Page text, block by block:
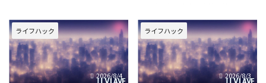
に満ちています。予期せぬトラブ
ルや困難に直面した時、私たちは
どのようにしてそれらを乗り越
え、より良い未来を切り開くこと
ができるのでしょうか。日々の生
活や仕事において、効率化を図
ています。スマートフォン一つで
世界中の情報にアクセスし、瞬時
にコミュニケーションを取ること
が可能になった一方で、その恩恵
の裏側には、新たな脅威や倫理的
な問いが潜んでいます。映画『L
ライフハック
2026/8/4
ライフハック
2026/8/3